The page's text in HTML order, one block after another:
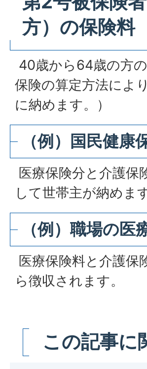
方）の保険料
40歳から64歳の方
保険の算定方法によ
に納めます。）
（例）国民健
医療保険分と介護保
して世帯主が納めます
（例）職場の
医療保険料と介護保
ら徴収されます。
この記事に